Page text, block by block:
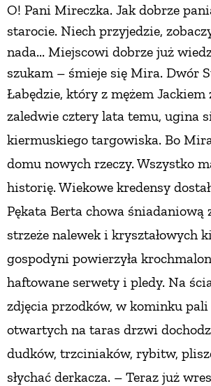
O! Pani Mireczka. Jak dobrze
starocie. Niech przyjedzie,
nada... Miejscowi dobrze już
szukam – śmieje się Mira. Dwór
Łabędzie, który z mężem
zaledwie cztery lata temu, ugina
kiermuskiego targowiska. Bo
domu nowych rzeczy. Wszystko
historię. Wiekowe kredensy
Pękata Berta chowa śniadaniową
strzeże nalewek i kryształowych
gospodyni powierzyła
haftowane serwety i pledy. Na
zdjęcia przodków, w kominku pali
otwartych na taras drzwi
dudków, trzciniaków, rybitw,
słychać derkacza. – Teraz już
ŚNIADANIA
PRZYSTAWKI
ZUPY
DANIA GŁÓWNE
CIASTA I DESERY
DODATKI
PRZETWORY
INNE